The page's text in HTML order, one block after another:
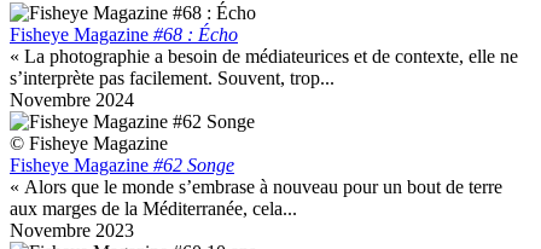
Fisheye Magazine #68 : Écho
« La photographie a besoin de médiateurices et de contexte, elle ne
s’interprète pas facilement. Souvent, trop...
Novembre 2024
© Fisheye Magazine
Fisheye Magazine #62 Songe
« Alors que le monde s’embrase à nouveau pour un bout de terre
aux marges de la Méditerranée, cela...
Novembre 2023